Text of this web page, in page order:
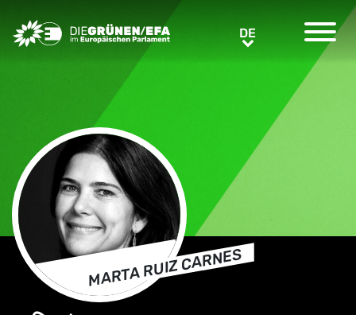
Greens/EFA Home DEDE
MARTA RUIZ CARNES